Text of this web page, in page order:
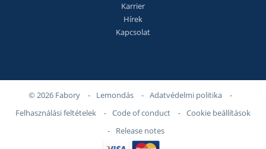
Karrier
Hírek
Kapcsolat
© 2026 Fabory - Lemondás - Adatvédelmi politika
-
Felhasználási feltételek
- Code of conduct - Cookie beállítások
-
Release notes